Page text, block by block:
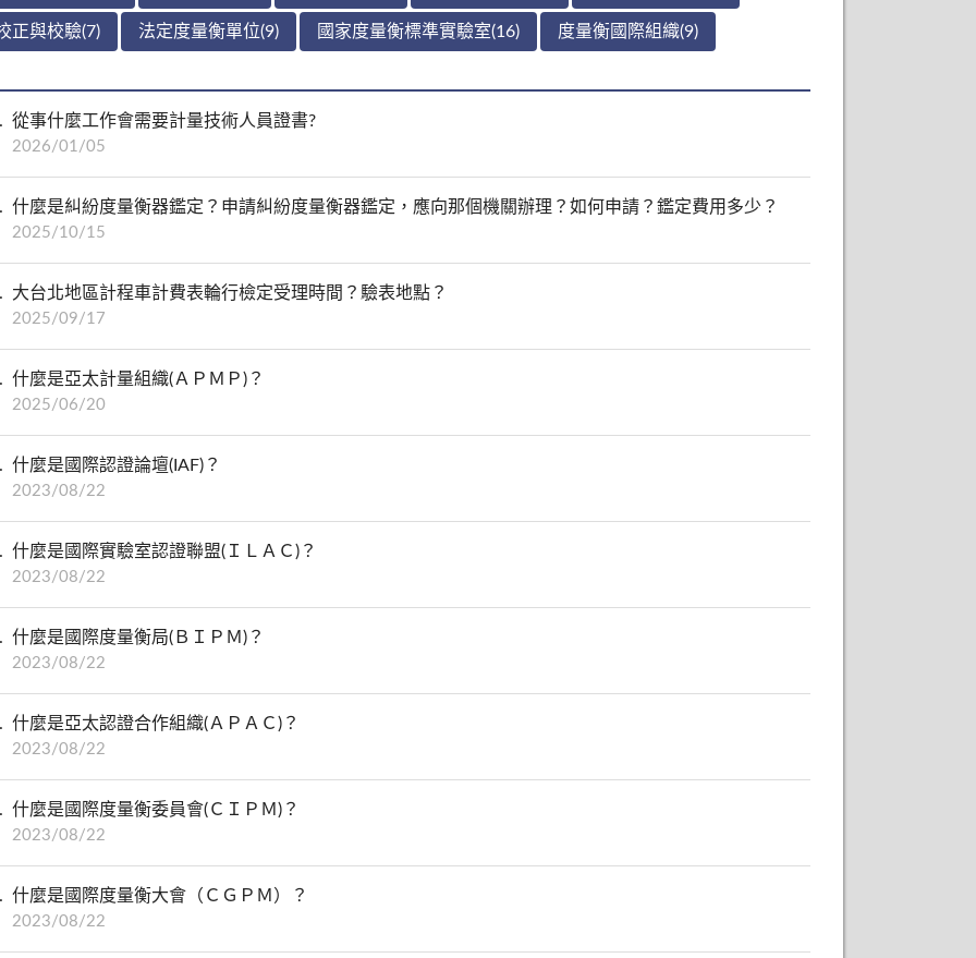
正與校驗(7) 法定度量衡單位(9) 國家度量衡標準實驗室(16) 度量衡國際組織(9)
從事什麼工作會需要計量技術人員證書?
2026/01/05
什麼是糾紛度量衡器鑑定？申請糾紛度量衡器鑑定，應向那個機關辦理？如何申請？鑑定費用多少？
2025/10/15
大台北地區計程車計費表輪行檢定受理時間？驗表地點？
2025/09/17
什麼是亞太計量組織(ＡＰＭＰ)？
2025/06/20
什麼是國際認證論壇(IAF)？
2023/08/22
什麼是國際實驗室認證聯盟(ＩＬＡＣ)？
2023/08/22
什麼是國際度量衡局(ＢＩＰＭ)？
2023/08/22
什麼是亞太認證合作組織(ＡＰＡＣ)？
2023/08/22
什麼是國際度量衡委員會(ＣＩＰＭ)？
2023/08/22
什麼是國際度量衡大會（ＣＧＰＭ）？
2023/08/22